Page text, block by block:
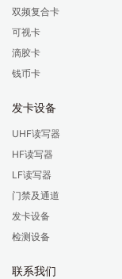
双频复合卡
可视卡
滴胶卡
钱币卡
发卡设备
UHF读写器
HF读写器
LF读写器
门禁及通道
发卡设备
检测设备
联系我们